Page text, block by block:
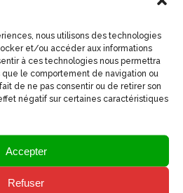
nous utilisons des technologies
et/ou accéder aux informations
à ces technologies nous permettra
le comportement de navigation ou
de ne pas consentir ou de retirer son
négatif sur certaines caractéristiques
Accepter
Refuser
A